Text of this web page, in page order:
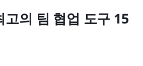
고의 팀 협업 도구 15